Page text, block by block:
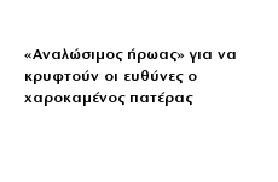
«Aναλώσιμος ήρωας» για να
κρυφτούν οι ευθύνες ο
χαροκαμένος πατέρας